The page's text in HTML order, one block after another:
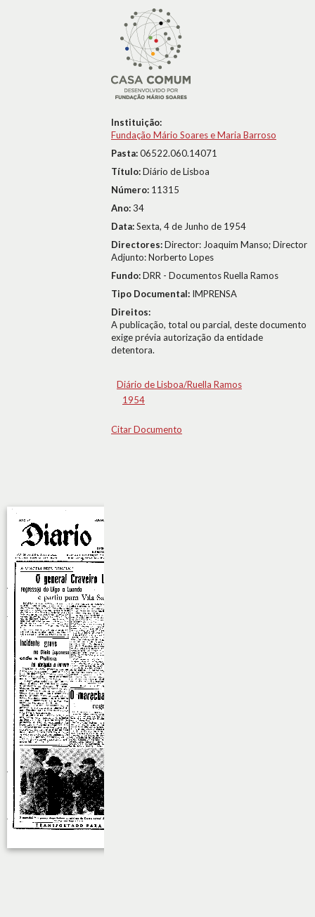
Instituição:
Fundação Mário Soares e Maria Barroso
Pasta:06522.060.14071
Título:Diário de Lisboa
Número: 11315
Ano:34
Data:Sexta, 4 de Junho de 1954
Directores:Director: Joaquim Manso; Director
Adjunto: Norberto Lopes
Fundo:DRR - Documentos Ruella Ramos
Tipo Documental: IMPRENSA
Direitos:
A publicação, total ou parcial, deste documento
exige prévia autorização da entidade
detentora.
Diário de Lisboa/Ruella Ramos
1954
Citar Documento